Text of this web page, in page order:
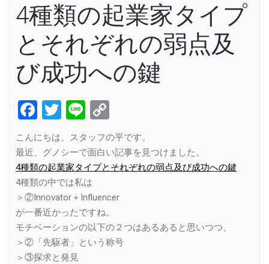
4種類の起業家タイプ
とそれぞれの弱点及
び成功への鍵
Facebook
Twitter
Line
Link
こんにちは、スタッフの平です。
最近、グノシーで面白い記事を見つけました。
4種類の起業家タイプとそれぞれの弱点及び成功への鍵
4種類の中では私は
＞②Innovator＋Influencer
が一番近かったですね。
モチベーションの以下の２つはあるあると思いつつ、
＞②「先駆者」という称号
＞③探求と発見